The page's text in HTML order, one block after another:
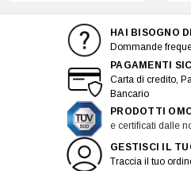
HAI BISOGNO
Dommande
PAGAMENTI
Carta di credito,
Bancario
PRODOTTI
e certificati dalle
GESTISCI IL
Traccia il tuo